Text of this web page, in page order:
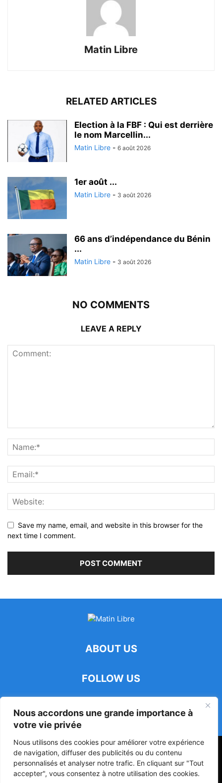
Nous accordons une grande importance à
votre vie privée
Nous utilisons des cookies pour améliorer votre expérience
de navigation, diffuser des publicités ou du contenu
personnalisés et analyser notre trafic. En cliquant sur "Tout
accepter", vous consentez à notre utilisation des cookies.
Matin Libre
RELATED ARTICLES
Election à la FBF : Qui est derrière
le nom Marcellin...
Matin Libre - 6 août 2026
1er août ...
Matin Libre - 3 août 2026
66 ans d’indépendance du Bénin
...
Matin Libre - 3 août 2026
NO COMMENTS
LEAVE A REPLY
Save my name, email, and website in this browser for the
next time I comment.
ABOUT US
FOLLOW US
47ᵉ Assemblée Mondiale sur la Protection de la Vie Privée: Me
Luciano Hounkponou représente le Bénin à Séoul